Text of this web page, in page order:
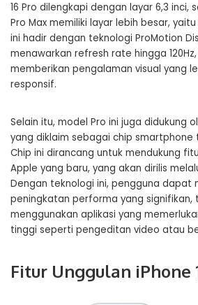
16 Pro dilengkapi dengan layar 6,3 inci,
Pro Max memiliki layar lebih besar,
ini hadir dengan teknologi ProMotion
menawarkan refresh rate hingga
memberikan pengalaman visual yang
responsif.
Selain itu, model Pro ini juga didukung
yang diklaim sebagai chip smartphone
Chip ini dirancang untuk mendukung
Apple yang baru, yang akan dirilis
Dengan teknologi ini, pengguna dapat
peningkatan performa yang
menggunakan aplikasi yang
tinggi seperti pengeditan video atau
Fitur Unggulan iPhone